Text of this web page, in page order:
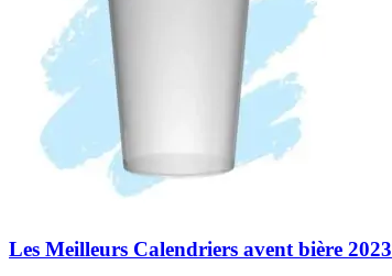
Les Meilleurs Calendriers avent bière 2023